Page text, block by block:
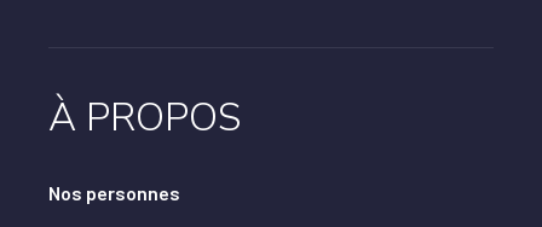
À PROPOS
Nos personnes